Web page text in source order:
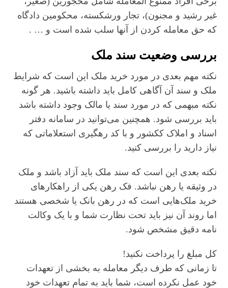
غیر رشید و مجنون)، تجار ورشکسته، محکومین دادگاه
که حق معامله کردن از آنها سلب شده است و … .
بررسی وضعیت سند ملک
نکته مهم بعدی در مورد خرید ملک این است که شرایط
ملک و سند آن آگاهی کامل باید داشته باشید. هر گونه
نکته مبهمی که در مورد سند یا مالک وجود داشته باشد
باید بررسی شود. همچنین می‌توانید در سامانه دفتر
اسناد و املاک ککشور و با کد رهگیری استعلاماتی که
نیاز دارید را بررسی کنید.
نکته بعدی این است که سند ملک باید آزاد باشد و ملک
در وثیقه یا رهن نباشد. فک رهن یکی از راهکارهای
خرید ملک‌هایی است که در رهن بانک یا شخصی هستند
اما روند آن نیز باید تحت نظارت شما و با یک وکالت
نامه دقیق مشخص شود.
کل مبلغ را پرداخت نکنید!
تا زمانی که طرف دیگر معامله به بخشی از تعهدات
خود عمل نکرده است، شما باید به تمام تعهدات خود